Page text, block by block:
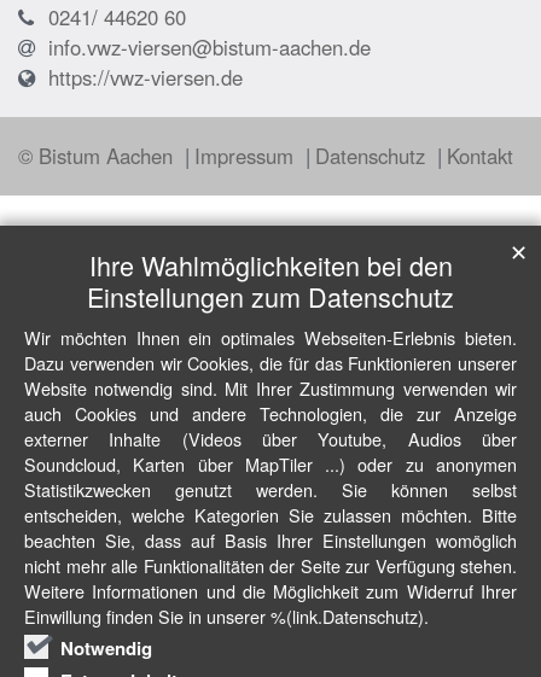
0241/ 44620 60
info.vwz-viersen@bistum-aachen.de
https://vwz-viersen.de
© Bistum Aachen Impressum Datenschutz Kontakt
Ihre Wahlmöglichkeiten bei den
Einstellungen zum Datenschutz
Wir möchten Ihnen ein optimales Webseiten-Erlebnis bieten.
Dazu verwenden wir Cookies, die für das Funktionieren unserer
Website notwendig sind. Mit Ihrer Zustimmung verwenden wir
auch Cookies und andere Technologien, die zur Anzeige
externer Inhalte (Videos über Youtube, Audios über
Soundcloud, Karten über MapTiler ...) oder zu anonymen
Statistikzwecken genutzt werden. Sie können selbst
entscheiden, welche Kategorien Sie zulassen möchten. Bitte
beachten Sie, dass auf Basis Ihrer Einstellungen womöglich
nicht mehr alle Funktionalitäten der Seite zur Verfügung stehen.
Weitere Informationen und die Möglichkeit zum Widerruf Ihrer
Einwillung finden Sie in unserer %(link.Datenschutz).
Notwendig
✕